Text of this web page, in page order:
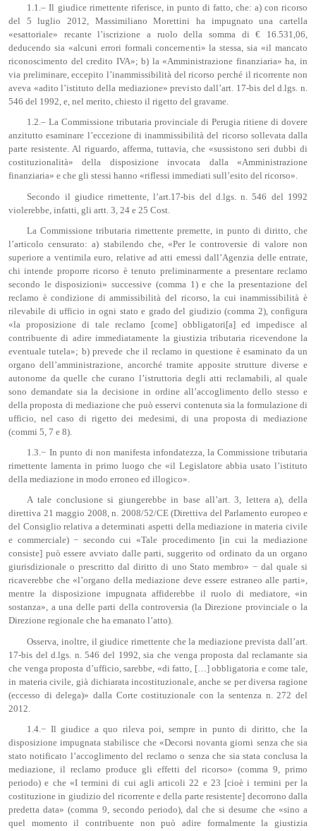
1.1.– Il giudice rimettente riferisce, in punto di fatto, che: a) con ricorso
del 5 luglio 2012, Massimiliano Morettini ha impugnato una cartella
«esattoriale» recante l’iscrizione a ruolo della somma di € 16.531,06,
deducendo sia «alcuni errori formali concernenti» la stessa, sia «il mancato
riconoscimento del credito IVA»; b) la «Amministrazione finanziaria» ha, in
via preliminare, eccepito l’inammissibilità del ricorso perché il ricorrente non
aveva «adito l’istituto della mediazione» previsto dall’art. 17-bis del d.lgs. n.
546 del 1992, e, nel merito, chiesto il rigetto del gravame.
1.2.– La Commissione tributaria provinciale di Perugia ritiene di dovere
anzitutto esaminare l’eccezione di inammissibilità del ricorso sollevata dalla
parte resistente. Al riguardo, afferma, tuttavia, che «sussistono seri dubbi di
costituzionalità» della disposizione invocata dalla «Amministrazione
finanziaria» e che gli stessi hanno «riflessi immediati sull’esito del ricorso».
Secondo il giudice rimettente, l’art.17-bis del d.lgs. n. 546 del 1992
violerebbe, infatti, gli artt. 3, 24 e 25 Cost.
La Commissione tributaria rimettente premette, in punto di diritto, che
l’articolo censurato: a) stabilendo che, «Per le controversie di valore non
superiore a ventimila euro, relative ad atti emessi dall’Agenzia delle entrate,
chi intende proporre ricorso è tenuto preliminarmente a presentare reclamo
secondo le disposizioni» successive (comma 1) e che la presentazione del
reclamo è condizione di ammissibilità del ricorso, la cui inammissibilità è
rilevabile di ufficio in ogni stato e grado del giudizio (comma 2), configura
«la proposizione di tale reclamo [come] obbligatori[a] ed impedisce al
contribuente di adire immediatamente la giustizia tributaria ricevendone la
eventuale tutela»; b) prevede che il reclamo in questione è esaminato da un
organo dell’amministrazione, ancorché tramite apposite strutture diverse e
autonome da quelle che curano l’istruttoria degli atti reclamabili, al quale
sono demandate sia la decisione in ordine all’accoglimento dello stesso e
della proposta di mediazione che può esservi contenuta sia la formulazione di
ufficio, nel caso di rigetto dei medesimi, di una proposta di mediazione
(commi 5, 7 e 8).
1.3.− In punto di non manifesta infondatezza, la Commissione tributaria
rimettente lamenta in primo luogo che «il Legislatore abbia usato l’istituto
della mediazione in modo erroneo ed illogico».
A tale conclusione si giungerebbe in base all’art. 3, lettera a), della
direttiva 21 maggio 2008, n. 2008/52/CE (Direttiva del Parlamento europeo e
del Consiglio relativa a determinati aspetti della mediazione in materia civile
e commerciale) − secondo cui «Tale procedimento [in cui la mediazione
consiste] può essere avviato dalle parti, suggerito od ordinato da un organo
giurisdizionale o prescritto dal diritto di uno Stato membro» − dal quale si
ricaverebbe che «l’organo della mediazione deve essere estraneo alle parti»,
mentre la disposizione impugnata affiderebbe il ruolo di mediatore, «in
sostanza», a una delle parti della controversia (la Direzione provinciale o la
Direzione regionale che ha emanato l’atto).
Osserva, inoltre, il giudice rimettente che la mediazione prevista dall’art.
17-bis del d.lgs. n. 546 del 1992, sia che venga proposta dal reclamante sia
che venga proposta d’ufficio, sarebbe, «di fatto, […] obbligatoria e come tale,
in materia civile, già dichiarata incostituzionale, anche se per diversa ragione
(eccesso di delega)» dalla Corte costituzionale con la sentenza n. 272 del
2012.
1.4.− Il giudice a quo rileva poi, sempre in punto di diritto, che la
disposizione impugnata stabilisce che «Decorsi novanta giorni senza che sia
stato notificato l’accoglimento del reclamo o senza che sia stata conclusa la
mediazione, il reclamo produce gli effetti del ricorso» (comma 9, primo
periodo) e che «I termini di cui agli articoli 22 e 23 [cioè i termini per la
costituzione in giudizio del ricorrente e della parte resistente] decorrono dalla
predetta data» (comma 9, secondo periodo), dal che si desume che «sino a
quel momento il contribuente non può adire formalmente la giustizia